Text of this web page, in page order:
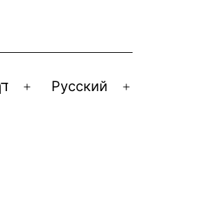
ОткрытьРусский
Открыть